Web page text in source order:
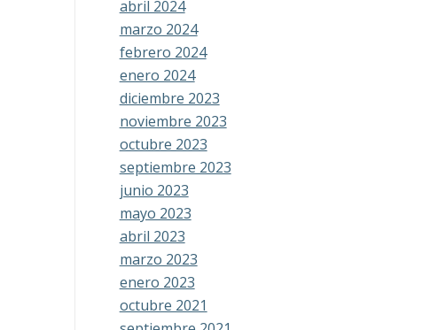
abril 2024
marzo 2024
febrero 2024
enero 2024
diciembre 2023
noviembre 2023
octubre 2023
septiembre 2023
junio 2023
mayo 2023
abril 2023
marzo 2023
enero 2023
octubre 2021